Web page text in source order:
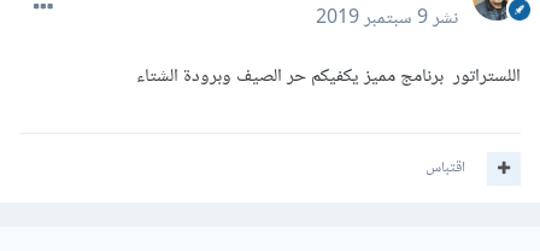
نشر9 سبتمبر 2019
اللستراتور برنامج مميز يكفيكم حر الصيف وبرودة الشتاء
اقتباس